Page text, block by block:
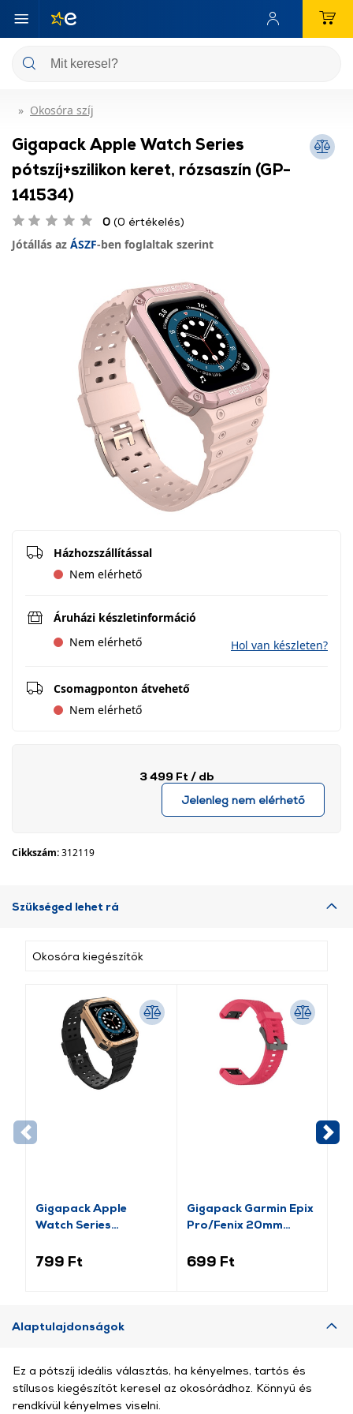
Okosóra szíj
Gigapack Apple Watch Series
pótszíj+szilikon keret, rózsaszín (GP-
141534)
0 (0 értékelés)
Jótállás az ÁSZF-ben foglaltak szerint
Házhozszállítással
Nem elérhető
Áruházi készletinformáció
Nem elérhető
Hol van készleten?
Csomagponton átvehető
Nem elérhető
3 499 Ft / db
Jelenleg nem elérhető
Cikkszám:312119
Szükséged lehet rá
Okosóra kiegészítők
Gigapack Apple
Watch Series
fekete/rozéarany (GP-
799 Ft
Gigapack Garmin Epix
Pro/Fenix 20mm
rózsaszín (149213)
699 Ft
Alaptulajdonságok
Ez a pótszíj ideális választás, ha kényelmes, tartós és
stílusos kiegészítőt keresel az okosórádhoz. Könnyű és
rendkívül kényelmes viselni.